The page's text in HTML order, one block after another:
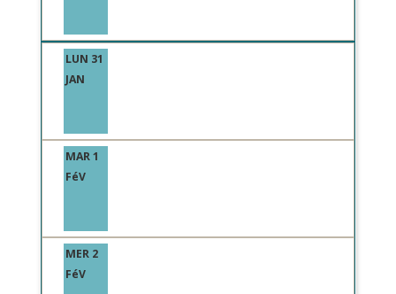
LUN 31
JAN
MAR 1
FéV
MER 2
FéV